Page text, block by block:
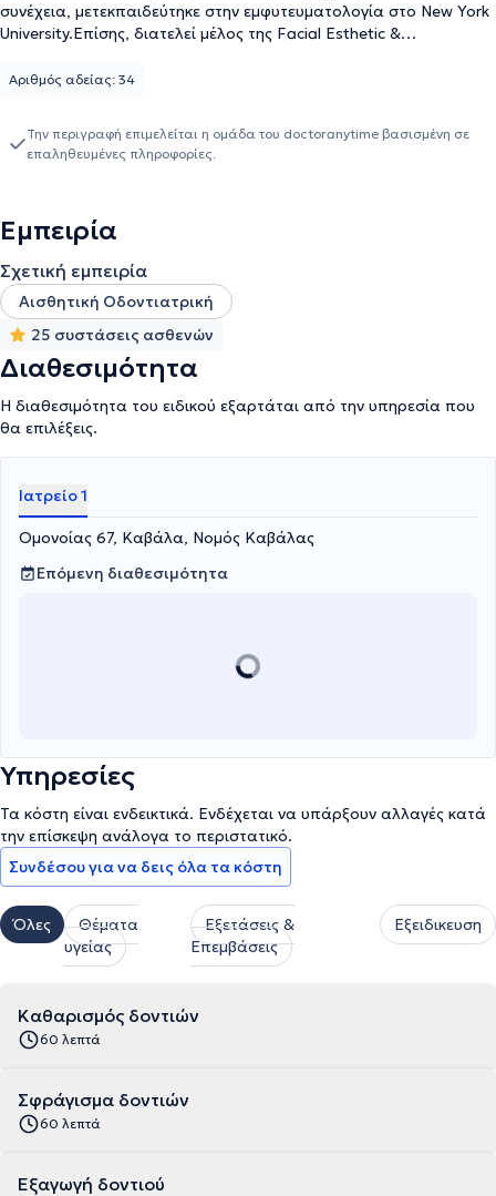
συνέχεια, μετεκπαιδεύτηκε στην εμφυτευματολογία στο New York
University.Επίσης, διατελεί μέλος της Facial Esthetic &
επεμβατικές παρεμβάσεις στην περιοχή του προσώπου (fillers,
χειρουργικής οδοντιατρικής, ορθοδοντικής, θεραπείες με χρήση
laser, ενδοδοντικές θεραπείες (απονευρώσεις), ενώ αξίζει να
εμφυτεύματα και στη λεύκανση δοντιών.
Αριθμός αδείας: 34
Την περιγραφή επιμελείται η ομάδα του doctoranytime βασισμένη σε
επαληθευμένες πληροφορίες.
Εμπειρία
Σχετική εμπειρία
Αισθητική Οδοντιατρική
25 συστάσεις ασθενών
Διαθεσιμότητα
Η διαθεσιμότητα του ειδικού εξαρτάται από την υπηρεσία που
θα επιλέξεις.
Ιατρείο 1
Ομονοίας 67, Καβάλα, Νομός Καβάλας
Επόμενη διαθεσιμότητα
Υπηρεσίες
Τα κόστη είναι ενδεικτικά. Ενδέχεται να υπάρξουν αλλαγές κατά
την επίσκεψη ανάλογα το περιστατικό.
Συνδέσου για να δεις όλα τα κόστη
Όλες
Θέματα
υγείας
Εξετάσεις &
Επεμβάσεις
Εξειδικευση
Καθαρισμός δοντιών
60 λεπτά
Σφράγισμα δοντιών
60 λεπτά
Εξαγωγή δοντιού